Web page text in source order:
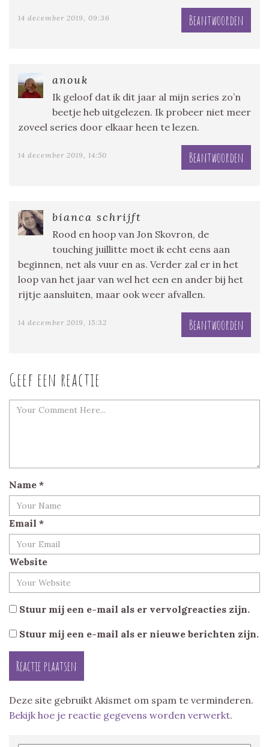
14 december 2019, 09:36 Beantwoorden
anouk
Ik geloof dat ik dit jaar al mijn series zo’n
beetje heb uitgelezen. Ik probeer niet meer
zoveel series door elkaar heen te lezen.
14 december 2019, 14:50 Beantwoorden
bianca schrijft
Rood en hoop van Jon Skovron, de
touching juillitte moet ik echt eens aan
beginnen, net als vuur en as. Verder zal er in het
loop van het jaar van wel het een en ander bij het
rijtje aansluiten, maar ook weer afvallen.
14 december 2019, 15:32 Beantwoorden
Geef een reactie
Name *
Email *
Website
Stuur mij een e-mail als er vervolgreacties zijn.
Stuur mij een e-mail als er nieuwe berichten zijn.
Deze site gebruikt Akismet om spam te verminderen.
Bekijk hoe je reactie gegevens worden verwerkt.